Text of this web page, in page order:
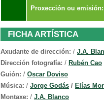
Proxección ou emisión:
FICHA ARTÍSTICA
Axudante de dirección: / J.A.
Dirección fotografía: / Rubén Cao
Guión: / Oscar Doviso
Música: / Jorge Godás / Elías
Montaxe: / J.A. Blanco